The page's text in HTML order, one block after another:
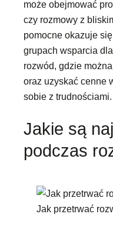
może obejmować
czy rozmowy z
pomocne okazuje
grupach wsparcia
rozwód, gdzie
oraz uzyskać cenne
sobie z trudnościami.
Jakie są
podczas
Jak przetrwać